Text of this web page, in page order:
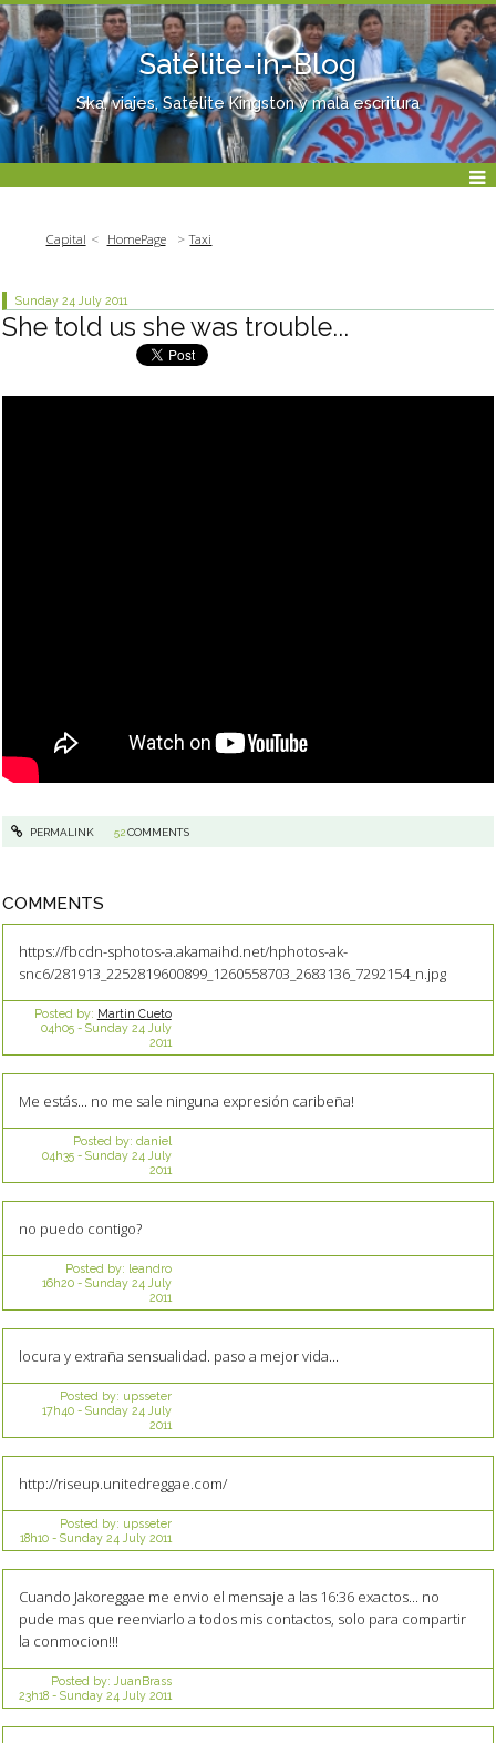
Satélite-in-Blog
Ska, viajes, Satélite Kingston y mala escritura
Capital HomePage Taxi
Sunday 24 July 2011
She told us she was trouble...
PERMALINK 52COMMENTS
COMMENTS
https://fbcdn-sphotos-a.akamaihd.net/hphotos-ak-
snc6/281913_2252819600899_1260558703_2683136_7292154_n.jpg
Posted by: Martin Cueto
04h05- Sunday 24 July
2011
Me estás... no me sale ninguna expresión caribeña!
Posted by: daniel
04h35- Sunday 24 July
2011
no puedo contigo?
Posted by: leandro
16h20- Sunday 24 July
2011
locura y extraña sensualidad. paso a mejor vida...
Posted by: upsseter
17h40- Sunday 24 July
2011
http://riseup.unitedreggae.com/
Posted by: upsseter
18h10- Sunday 24 July 2011
Cuando Jakoreggae me envio el mensaje a las 16:36 exactos... no
pude mas que reenviarlo a todos mis contactos, solo para compartir
la conmocion!!!
Posted by: JuanBrass
23h18- Sunday 24 July 2011